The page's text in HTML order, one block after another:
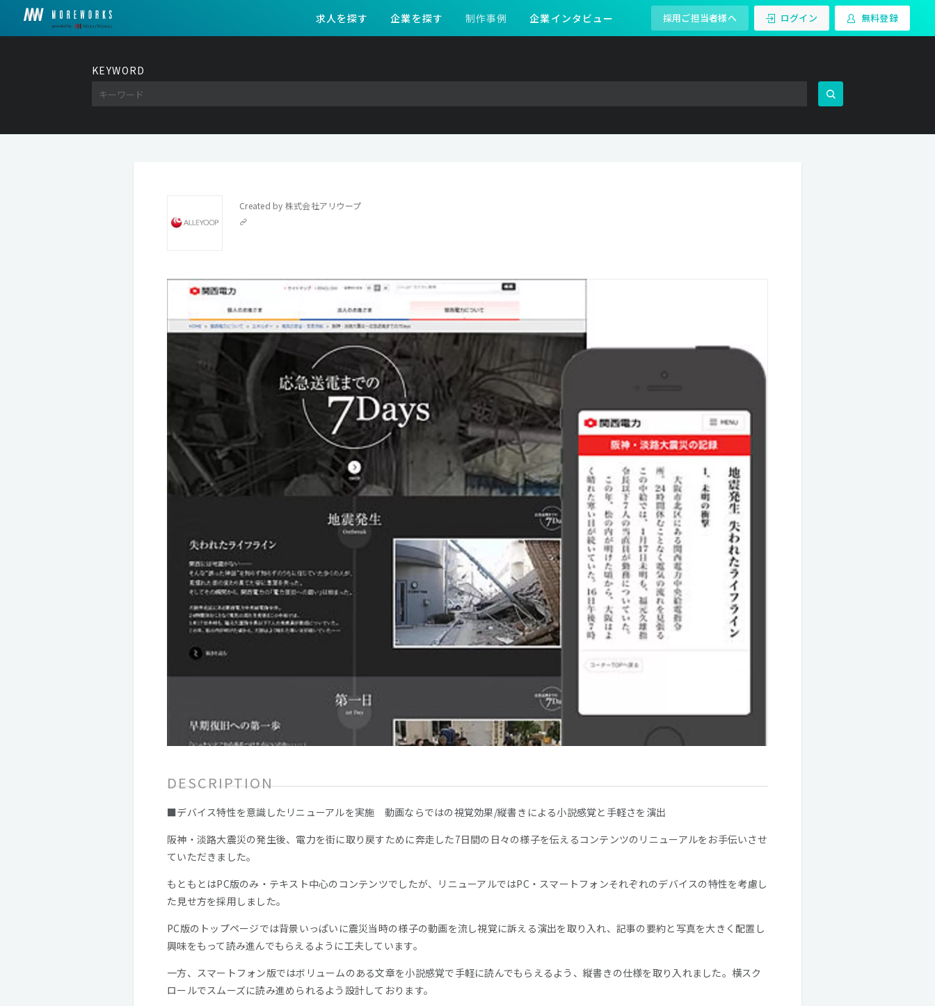
求人を探す 企業を探す 制作事例 企業インタビュー 採用ご担当者様へ ログイン 無料登録
KEYWORD
Created by 株式会社アリウープ
DESCRIPTION
■デバイス特性を意識したリニューアルを実施 動画ならではの視覚効果/縦書きによる小説感覚と手軽さを演出
阪神・淡路大震災の発生後、電力を街に取り戻すために奔走した7日間の日々の様子を伝えるコンテンツのリニューアルをお手伝いさせ
ていただきました。
もともとはPC版のみ・テキスト中心のコンテンツでしたが、リニューアルではPC・スマートフォンそれぞれのデバイスの特性を考慮し
た見せ方を採用しました。
PC版のトップページでは背景いっぱいに震災当時の様子の動画を流し視覚に訴える演出を取り入れ、記事の要約と写真を大きく配置し
興味をもって読み進んでもらえるように工夫しています。
一方、スマートフォン版ではボリュームのある文章を小説感覚で手軽に読んでもらえるよう、縦書きの仕様を取り入れました。横スク
ロールでスムーズに読み進められるよう設計しております。